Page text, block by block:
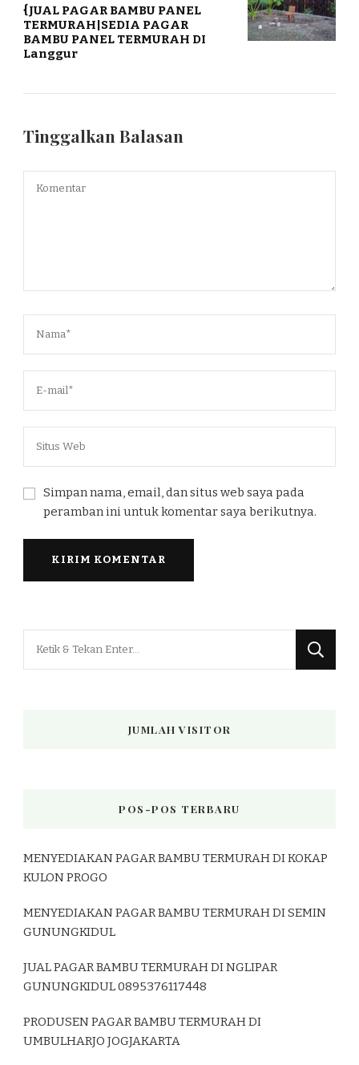
{JUAL PAGAR BAMBU PANEL
TERMURAH|SEDIA PAGAR
BAMBU PANEL TERMURAH DI
Langgur
Tinggalkan Balasan
Simpan nama, email, dan situs web saya pada
peramban ini untuk komentar saya berikutnya.
JUMLAH VISITOR
POS-POS TERBARU
MENYEDIAKAN PAGAR BAMBU TERMURAH DI KOKAP
KULON PROGO
MENYEDIAKAN PAGAR BAMBU TERMURAH DI SEMIN
GUNUNGKIDUL
JUAL PAGAR BAMBU TERMURAH DI NGLIPAR
GUNUNGKIDUL 0895376117448
PRODUSEN PAGAR BAMBU TERMURAH DI
UMBULHARJO JOGJAKARTA